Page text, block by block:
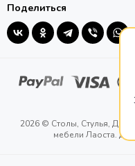
Поделиться
2026 © Столы, Стулья,
мебели Лаоста.